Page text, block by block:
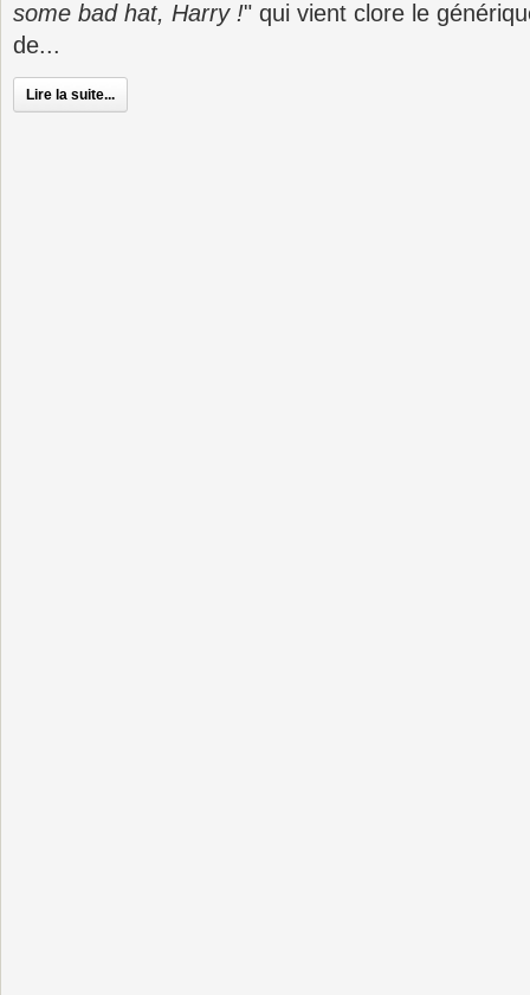
some bad hat, Harry !" qui vient clore le
de...
Lire la suite...